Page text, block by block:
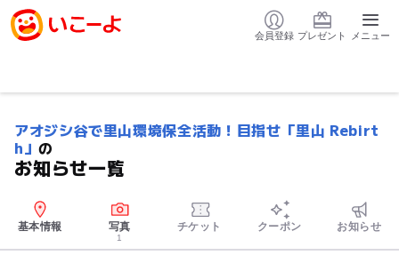
会員登録 プレゼント メニュー
アオジシ谷で里山環境保全活動！目指せ「里山 Rebirt
h」の
お知らせ一覧
基本情報 写真
1
チケット クーポン お知らせ